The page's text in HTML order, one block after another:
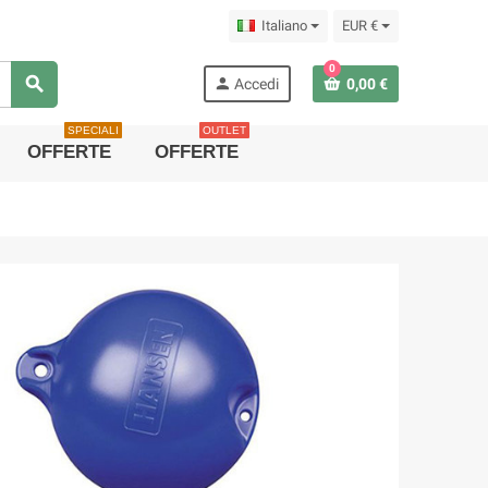
Italiano EUR €
search person Accedi
0
0,00 €
OFFERTE
SPECIALI
OFFERTE
OUTLET